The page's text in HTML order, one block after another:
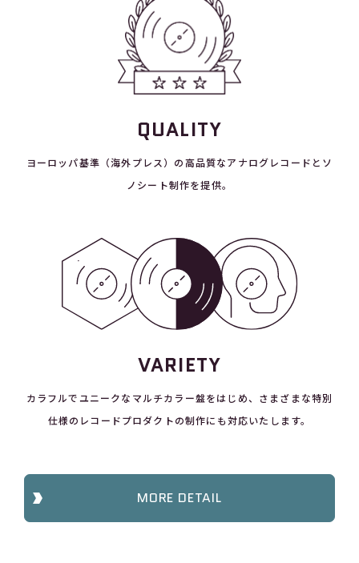
QUALITY
ヨーロッパ基準（海外プレス）の高品質なアナログレコードとソ
ノシート制作を提供。
VARIETY
カラフルでユニークなマルチカラー盤をはじめ、さまざまな特別
仕様のレコードプロダクトの制作にも対応いたします。
MORE DETAIL